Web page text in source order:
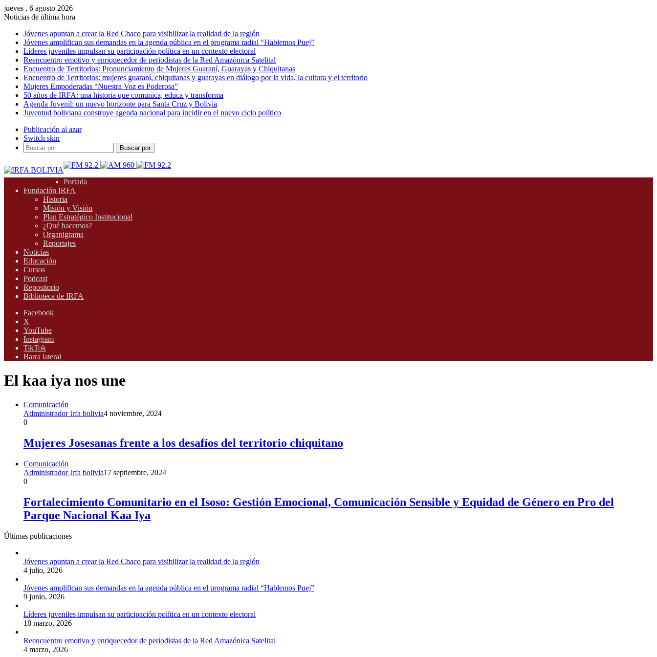
jueves , 6 agosto 2026
Noticias de última hora
Jóvenes apuntan a crear la Red Chaco para visibilizar la realidad de la región
Jóvenes amplifican sus demandas en la agenda pública en el programa radial “Hablemos Puej”
Líderes juveniles impulsan su participación política en un contexto electoral
Reencuentro emotivo y enriquecedor de periodistas de la Red Amazónica Satelital
Encuentro de Territorios: Pronunciamiento de Mujeres Guaraní, Guarayas y Chiquitanas
Encuentro de Territorios: mujeres guaraní, chiquitanas y guarayas en diálogo por la vida, la cultura y el territorio
Mujeres Empoderadas “Nuestra Voz es Poderosa”
50 años de IRFA: una historia que comunica, educa y transforma
Agenda Juvenil: un nuevo horizonte para Santa Cruz y Bolivia
Juventud boliviana construye agenda nacional para incidir en el nuevo ciclo político
Publicación al azar
Switch skin
Buscar por
Portada
Fundación IRFA
Historia
Misión y Visión
Plan Estratégico Institucional
¿Qué hacemos?
Organigrama
Reportajes
Noticias
Educación
Cursos
Podcast
Repositorio
Biblioteca de IRFA
Facebook
X
YouTube
Instagram
TikTok
Barra lateral
El kaa iya nos une
Comunicación
Administrador Irfa bolivia4 noviembre, 2024
0
Mujeres Josesanas frente a los desafíos del territorio chiquitano
Comunicación
Administrador Irfa bolivia17 septiembre, 2024
0
Fortalecimiento Comunitario en el Isoso: Gestión Emocional, Comunicación Sensible y Equidad de Género en Pro del
Parque Nacional Kaa Iya
Últimas publicaciones
Jóvenes apuntan a crear la Red Chaco para visibilizar la realidad de la región
4 julio, 2026
Jóvenes amplifican sus demandas en la agenda pública en el programa radial “Hablemos Puej”
9 junio, 2026
Líderes juveniles impulsan su participación política en un contexto electoral
18 marzo, 2026
Reencuentro emotivo y enriquecedor de periodistas de la Red Amazónica Satelital
4 marzo, 2026